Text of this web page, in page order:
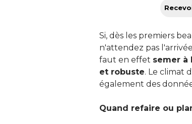
Si, dès les premiers
n'attendez pas
faut en effet semer à
et robuste. Le climat
également des
Quand refaire ou